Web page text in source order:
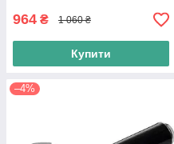
964 ₴ 1 060 ₴
Купити
–4%